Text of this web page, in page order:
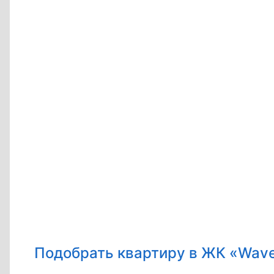
Подобрать квартиру в ЖК